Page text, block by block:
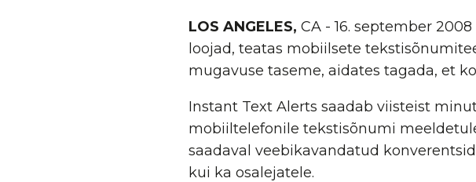
LOS ANGELES, CA - 16. september
loojad, teatas mobiilsete
mugavuse taseme, aidates tagada, et
Instant Text Alerts saadab viisteist
mobiiltelefonile tekstisõnumi
saadaval veebikavandatud
kui ka osalejatele.